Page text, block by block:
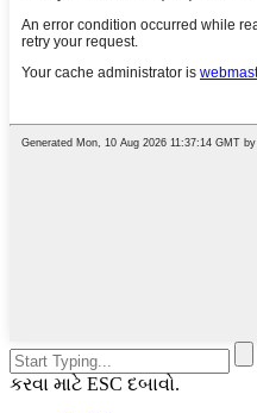
કરવા માટે ESC દબાવો.